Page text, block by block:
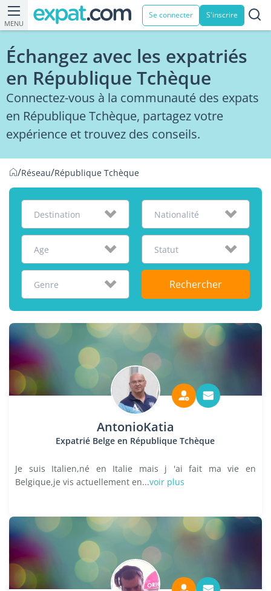
MENU
Se connecter S'inscrire
Échangez avec les expatriés
en République Tchèque
Connectez-vous à la communauté des expats
en République Tchèque, partagez votre
expérience et trouvez des conseils.
/Réseau/République Tchèque
Destination Nationalité
Age Statut
Genre Rechercher
AntonioKatia
Expatrié Belge en République Tchèque
Je suis Italien,né en Italie mais j 'ai fait ma vie en
Belgique,je vis actuellement en...voir plus